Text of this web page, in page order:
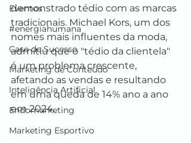
Eventos
#energiahumana
Case de Sucesso
Marketing de Conteúdo
Inteligência Artificial
Endomarketing
Marketing Esportivo
demonstrado tédio com as marcas
tradicionais. Michael Kors, um dos
nomes mais influentes da moda,
admitiu que o "tédio da clientela"
é um problema crescente,
afetando as vendas e resultando
em uma queda de 14% ano a ano
em 2024.